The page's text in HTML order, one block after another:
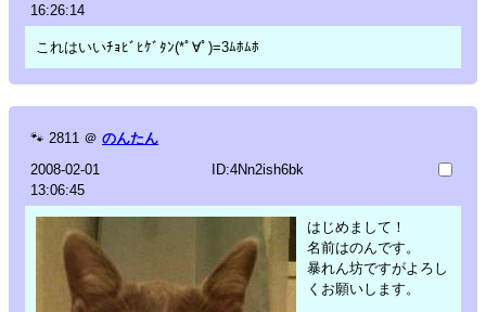
16:26:14
これはいいﾁｮﾋﾞﾋｹﾞﾀﾝ(*ﾟ∀ﾟ)=3ﾑﾎﾑﾎ
🐾 2811 ＠ のんたん
2008-02-01
13:06:45
ID:4Nn2ish6bk
はじめまして！
名前はのんです。
暴れん坊ですがよろし
くお願いします。